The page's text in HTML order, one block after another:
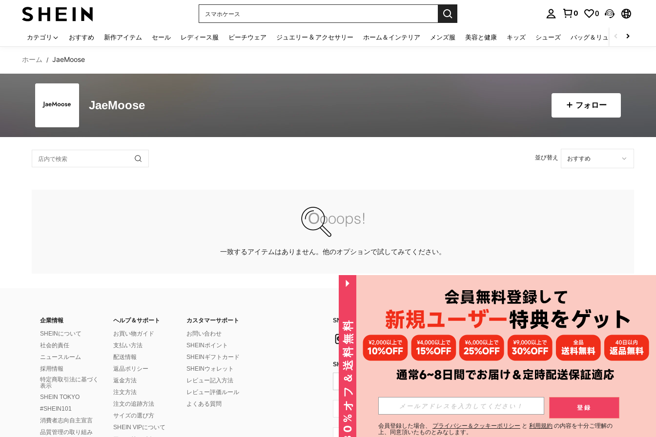
スマホケース
0 0
カテゴリ おすすめ 新作アイテム セール レディース服 ビーチウェア ジュエリー & アクセサリー ホーム＆インテリア メンズ服 美容と健康 キッズ シューズ バッグ＆リュック
ホーム / JaeMoose
JaeMoose フォロー
並び替え
一致するアイテムはありません。他のオプションで試してみてください。
企業情報
SHEINについて
社会的責任
ニュースルーム
採用情報
特定商取引法に基づく
表示
SHEIN TOKYO
#SHEIN101
消費者志向自主宣言
品質管理の取り組み
ヘルプ＆サポート
お買い物ガイド
支払い方法
配送情報
返品ポリシー
返金方法
注文方法
注文の追跡方法
サイズの選び方
SHEIN VIPについて
カスタマーサポート
お問い合わせ
SHEINポイント
SHEINギフトカード
SHEINウォレット
レビュー記入方法
レビュー評価ルール
よくある質問
SNSフォローはこちら： アプリ
SHEIN STYLE NEWSを購読する
購読
JP + 81 登録する
30%オフ＆送料無料 登録
会員登録した場合、 プライバシー＆クッキーポリシー と 利用規約 の内容を十分ご理解の
上、同意頂いたものとみなします。